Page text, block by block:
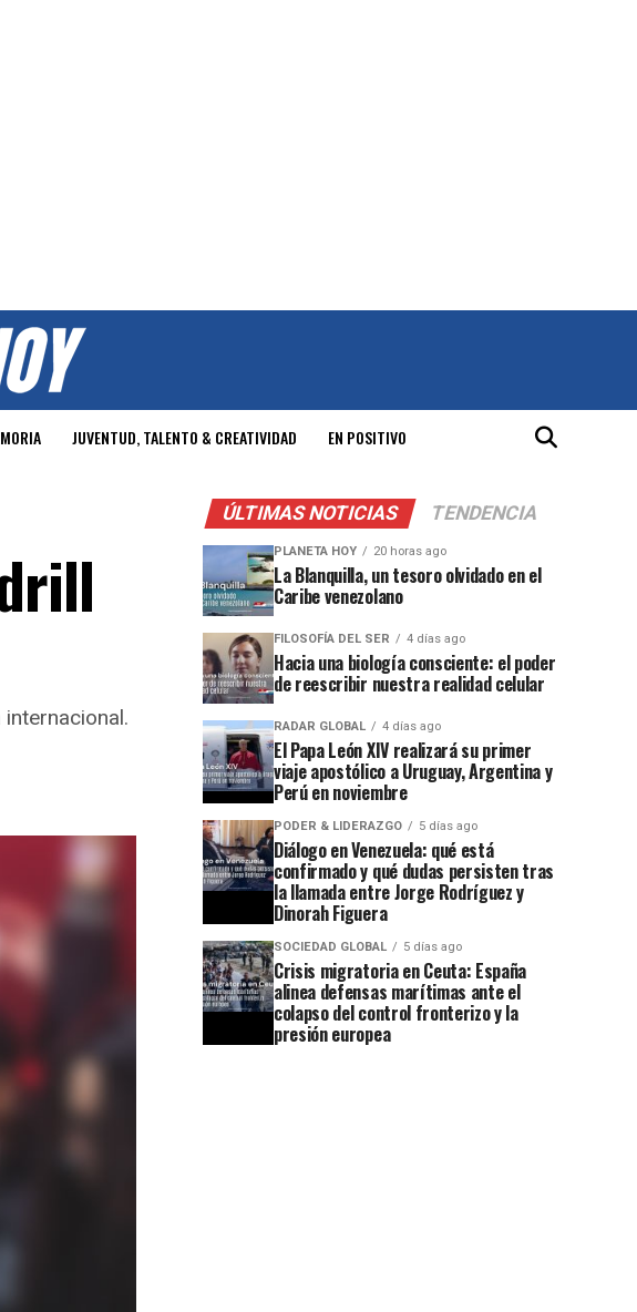
JUVENTUD, TALENTO & CREATIVIDAD EN POSITIVO
ÚLTIMAS NOTICIAS TENDENCIA
PLANETA HOY 20 horas ago
La Blanquilla, un tesoro olvidado en el
Caribe venezolano
FILOSOFÍA DEL SER 4 días ago
Hacia una biología consciente: el poder
de reescribir nuestra realidad celular
RADAR GLOBAL 4 días ago
El Papa León XIV realizará su primer
viaje apostólico a Uruguay, Argentina y
Perú en noviembre
PODER & LIDERAZGO 5 días ago
Diálogo en Venezuela: qué está
confirmado y qué dudas persisten tras
la llamada entre Jorge Rodríguez y
Dinorah Figuera
SOCIEDAD GLOBAL 5 días ago
Crisis migratoria en Ceuta: España
alinea defensas marítimas ante el
colapso del control fronterizo y la
presión europea